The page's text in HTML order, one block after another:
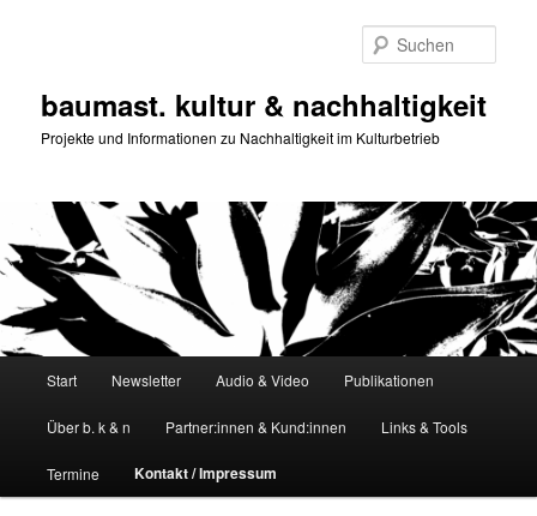
baumast. kultur & nachhaltigkeit
Projekte und Informationen zu Nachhaltigkeit im Kulturbetrieb
Start Newsletter Audio & Video Publikationen
Über b. k & n Partner:innen & Kund:innen Links & Tools
Termine Kontakt / Impressum